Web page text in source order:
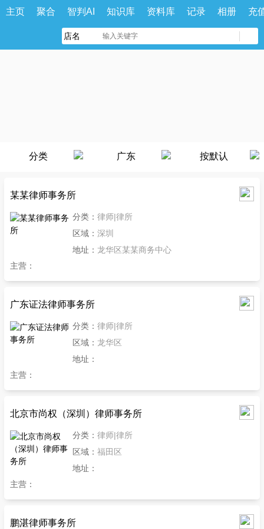
主页 聚合 智判AI 知识库 资料库 记录 相册 充
分类 广东 按默认
某某律师事务所
分类： 律师|律所
区域： 深圳
地址： 龙华区某某商务中心
主营：
广东证法律师事务所
分类： 律师|律所
区域： 龙华区
地址：
主营：
北京市尚权（深圳）律师事务所
分类： 律师|律所
区域： 福田区
地址：
主营：
鹏湛律师事务所